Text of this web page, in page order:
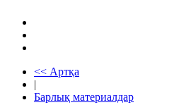
<< Артқа
|
Барлық материалдар